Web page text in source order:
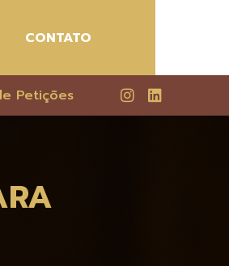
CONTATO
Petições